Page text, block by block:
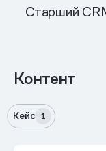
Старший
Контент
Кейс 1